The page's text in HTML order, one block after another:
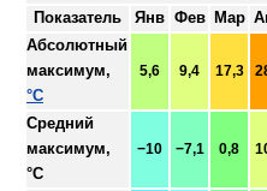
Показатель
Янв Фев Мар
Абсолютный
максимум,
°C
5,6 9,4 17,3
Средний
максимум,
°C
−10 −7,1 0,8